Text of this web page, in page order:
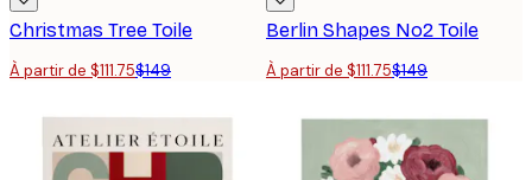
Christmas Tree Toile
À partir de $111.75$149
Berlin Shapes No2 Toile
À partir de $111.75$149